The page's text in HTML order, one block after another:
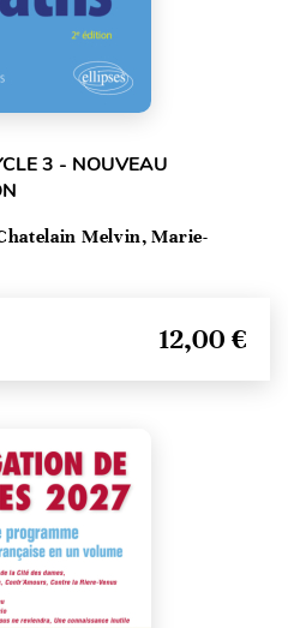
3 - NOUVEAU
Melvin, Marie-
12,00 €